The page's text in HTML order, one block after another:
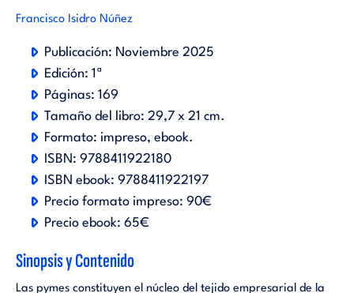
Francisco Isidro Núñez
Publicación: Noviembre 2025
Edición: 1ª
Páginas: 169
Tamaño del libro: 29,7 x 21 cm.
Formato: impreso ebook.
ISBN: 9788411922180
ISBN ebook: 9788411922197
Precio formato impreso: 90€
Precio ebook: 65€
Sinopsis y Contenido
Las pymes constituyen el núcleo del tejido empresarial de la